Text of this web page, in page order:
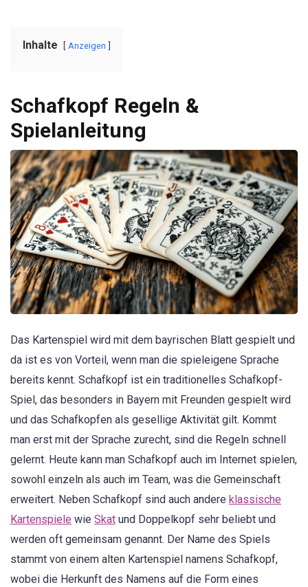
Inhalte Anzeigen
Schafkopf Regeln &
Spielanleitung
Das Kartenspiel wird mit dem bayrischen Blatt gespielt und
da ist es von Vorteil, wenn man die spieleigene Sprache
bereits kennt. Schafkopf ist ein traditionelles Schafkopf-
Spiel, das besonders in Bayern mit Freunden gespielt wird
und das Schafkopfen als gesellige Aktivität gilt. Kommt
man erst mit der Sprache zurecht, sind die Regeln schnell
gelernt. Heute kann man Schafkopf auch im Internet spielen,
sowohl einzeln als auch im Team, was die Gemeinschaft
erweitert. Neben Schafkopf sind auch andere klassische
Kartenspiele wie Skat und Doppelkopf sehr beliebt und
werden oft gemeinsam genannt. Der Name des Spiels
stammt von einem alten Kartenspiel namens Schafkopf,
wobei die Herkunft des Namens auf die Form eines